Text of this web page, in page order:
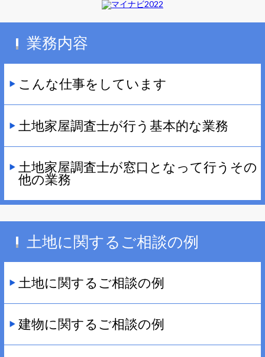
業務内容
こんな仕事をしています
土地家屋調査士が行う基本的な業務
土地家屋調査士が窓口となって行うその
他の業務
土地に関するご相談の例
土地に関するご相談の例
建物に関するご相談の例